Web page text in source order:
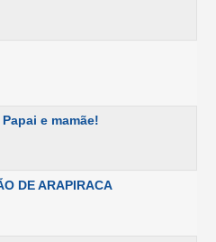
e mamãe!
DE ARAPIRACA